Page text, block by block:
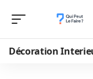
Décoration